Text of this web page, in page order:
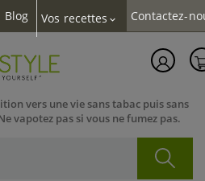
Blog Vos recettes expand_more Contactez-
vers une vie sans tabac puis sans
vapotez pas si vous ne fumez pas.